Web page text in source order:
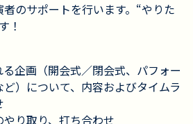
のサポートを行います。“やりた
！
企画（開会式／閉会式、パフォー
）について、内容およびタイムラ
り取り、打ち合わせ